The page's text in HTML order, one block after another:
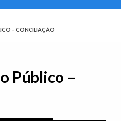
– CONCILIAÇÃO
Público –